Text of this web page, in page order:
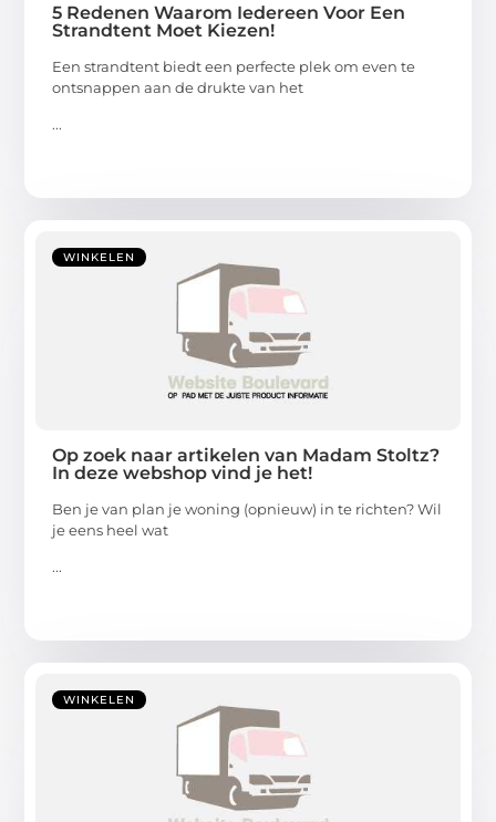
5 Redenen Waarom Iedereen Voor Een
Strandtent Moet Kiezen!
Een strandtent biedt een perfecte plek om even te
ontsnappen aan de drukte van het
...
WINKELEN
Op zoek naar artikelen van Madam Stoltz?
In deze webshop vind je het!
Ben je van plan je woning (opnieuw) in te richten? Wil
je eens heel wat
...
WINKELEN